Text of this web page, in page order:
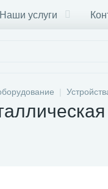
Наши услуги